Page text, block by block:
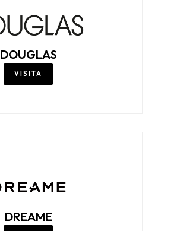
DOUGLAS
VISITA
DREAME